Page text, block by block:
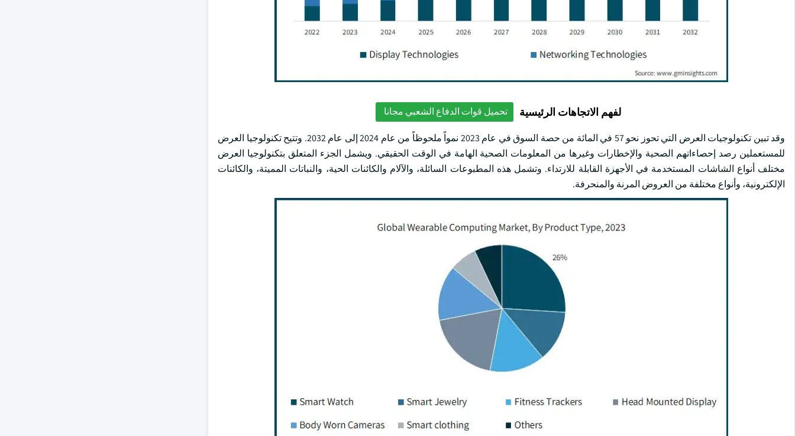
لفهم الاتجاهات الرئيسية تحميل قوات الدفاع الشعبي مجانا
وقد تبين تكنولوجيات العرض التي تحوز نحو 57 في المائة من حصة السوق في عام 2023 نمواً ملحوظاً من عام 2024 إلى عام 2032. وتتيح تكنولوجيا العرض
للمستعملين رصد إحصاءاتهم الصحية والإخطارات وغيرها من المعلومات الصحية الهامة في الوقت الحقيقي. ويشمل الجزء المتعلق بتكنولوجيا العرض
مختلف أنواع الشاشات المستخدمة في الأجهزة القابلة للارتداء. وتشمل هذه المطبوعات السائلة، والآلام والكائنات الحية، والنباتات المميتة، والكائنات
الإلكترونية، وأنواع مختلفة من العروض المرنة والمنحرفة.